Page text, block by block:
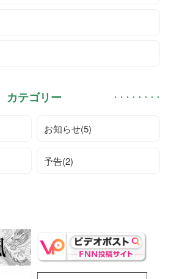
カテゴリー
お知らせ(5)
予告(2)